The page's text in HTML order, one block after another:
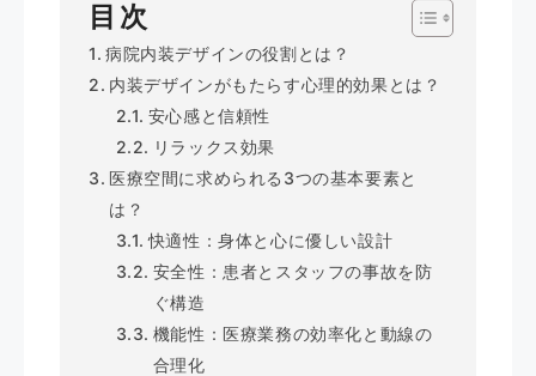
目次
病院内装デザインの役割とは？
内装デザインがもたらす心理的効果とは？
安心感と信頼性
リラックス効果
医療空間に求められる3つの基本要素と
は？
快適性：身体と心に優しい設計
安全性：患者とスタッフの事故を防
ぐ構造
機能性：医療業務の効率化と動線の
合理化